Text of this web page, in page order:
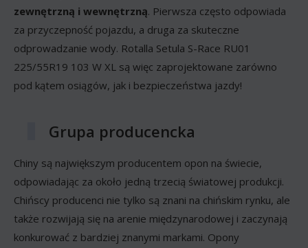
zewnętrzną i wewnętrzną. Pierwsza często odpowiada
za przyczepność pojazdu, a druga za skuteczne
odprowadzanie wody. Rotalla Setula S-Race RU01
225/55R19 103 W XL są więc zaprojektowane zarówno
pod kątem osiągów, jak i bezpieczeństwa jazdy!
Grupa producencka
Chiny są największym producentem opon na świecie,
odpowiadając za około jedną trzecią światowej produkcji.
Chińscy producenci nie tylko są znani na chińskim rynku, ale
także rozwijają się na arenie międzynarodowej i zaczynają
konkurować z bardziej znanymi markami. Opony